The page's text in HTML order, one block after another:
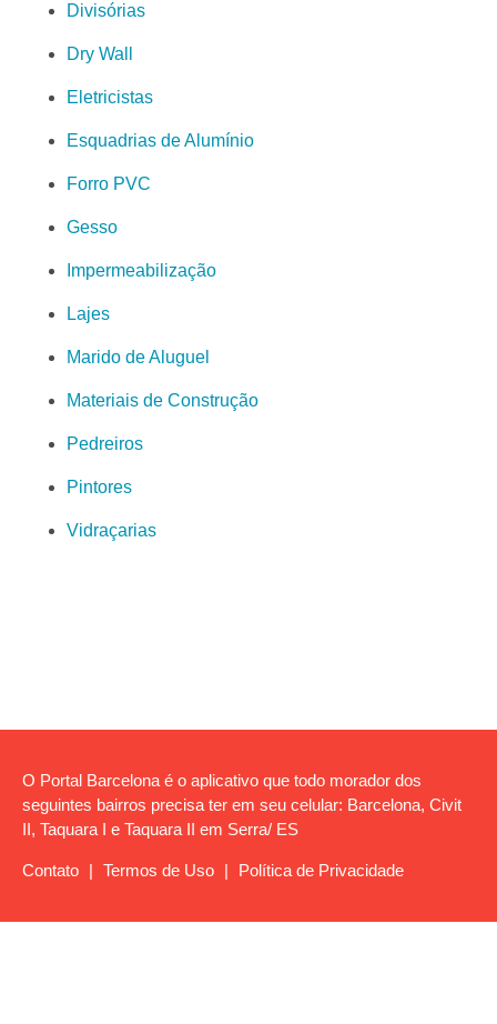
Divisórias
Dry Wall
Eletricistas
Esquadrias de Alumínio
Forro PVC
Gesso
Impermeabilização
Lajes
Marido de Aluguel
Materiais de Construção
Pedreiros
Pintores
Vidraçarias
O Portal Barcelona é o aplicativo que todo morador dos
seguintes bairros precisa ter em seu celular: Barcelona, Civit
II, Taquara I e Taquara II em Serra/ ES
Contato | Termos de Uso | Política de Privacidade